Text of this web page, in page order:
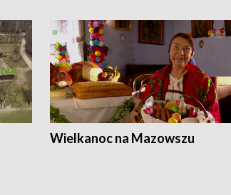
Wielkanoc na Mazowszu